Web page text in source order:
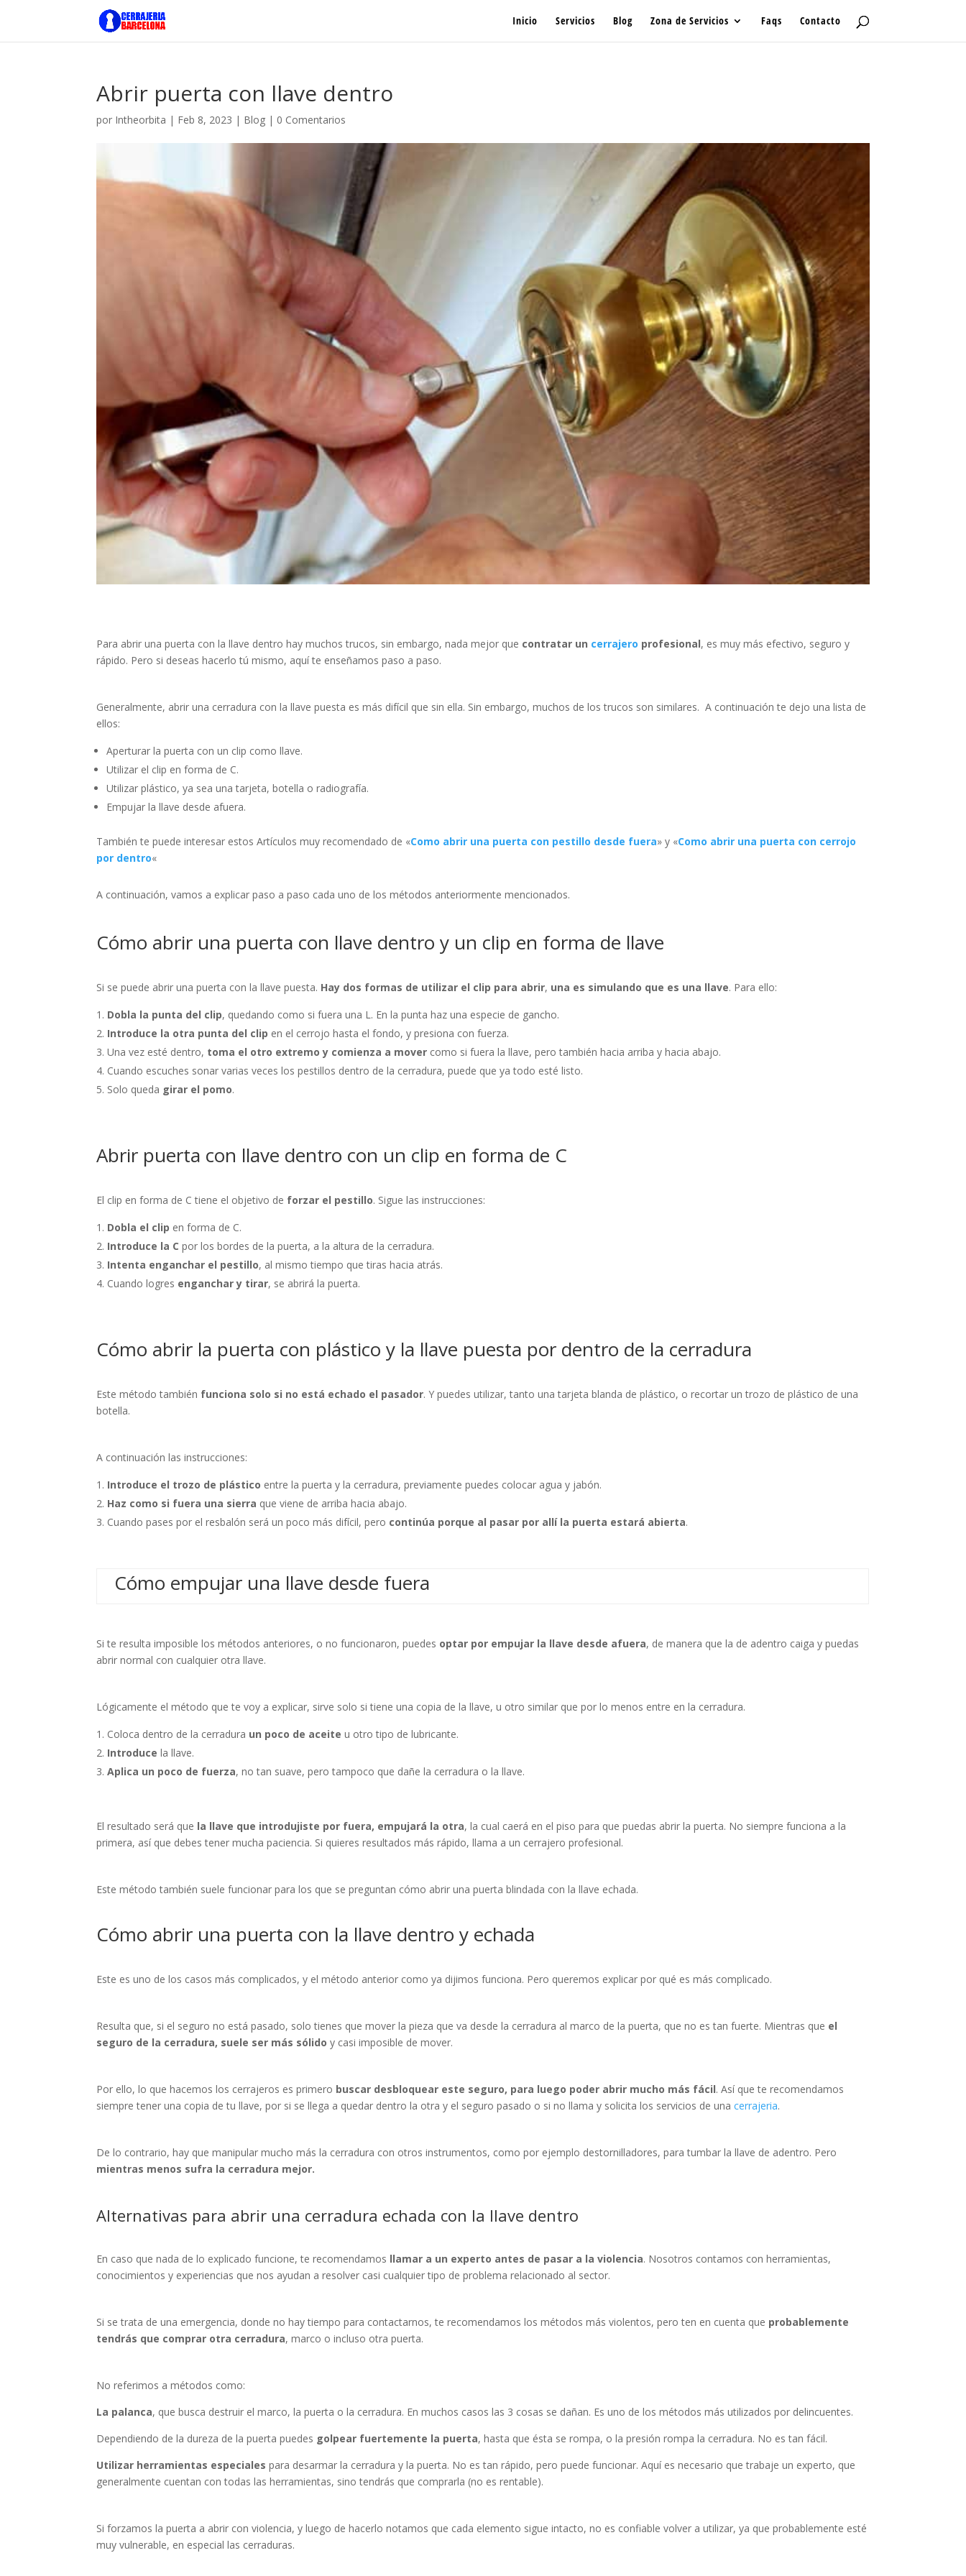
Inicio Servicios Blog Zona de Servicios Faqs Contacto
Abrir puerta con llave dentro
por Intheorbita | Feb 8, 2023 | Blog | 0 Comentarios
Para abrir una puerta con la llave dentro hay muchos trucos, sin embargo, nada mejor que contratar un cerrajero profesional, es muy más efectivo, seguro y
rápido. Pero si deseas hacerlo tú mismo, aquí te enseñamos paso a paso.
Generalmente, abrir una cerradura con la llave puesta es más difícil que sin ella. Sin embargo, muchos de los trucos son similares. A continuación te dejo una lista de
ellos:
Aperturar la puerta con un clip como llave.
Utilizar el clip en forma de C.
Utilizar plástico, ya sea una tarjeta, botella o radiografía.
Empujar la llave desde afuera.
También te puede interesar estos Artículos muy recomendado de «Como abrir una puerta con pestillo desde fuera» y «Como abrir una puerta con cerrojo
por dentro«
A continuación, vamos a explicar paso a paso cada uno de los métodos anteriormente mencionados.
Cómo abrir una puerta con llave dentro y un clip en forma de llave
Si se puede abrir una puerta con la llave puesta. Hay dos formas de utilizar el clip para abrir, una es simulando que es una llave. Para ello:
Dobla la punta del clip, quedando como si fuera una L. En la punta haz una especie de gancho.
Introduce la otra punta del clip en el cerrojo hasta el fondo, y presiona con fuerza.
Una vez esté dentro, toma el otro extremo y comienza a mover como si fuera la llave, pero también hacia arriba y hacia abajo.
Cuando escuches sonar varias veces los pestillos dentro de la cerradura, puede que ya todo esté listo.
Solo queda girar el pomo.
Abrir puerta con llave dentro con un clip en forma de C
El clip en forma de C tiene el objetivo de forzar el pestillo. Sigue las instrucciones:
Dobla el clip en forma de C.
Introduce la C por los bordes de la puerta, a la altura de la cerradura.
Intenta enganchar el pestillo, al mismo tiempo que tiras hacia atrás.
Cuando logres enganchar y tirar, se abrirá la puerta.
Cómo abrir la puerta con plástico y la llave puesta por dentro de la cerradura
Este método también funciona solo si no está echado el pasador. Y puedes utilizar, tanto una tarjeta blanda de plástico, o recortar un trozo de plástico de una
botella.
A continuación las instrucciones:
Introduce el trozo de plástico entre la puerta y la cerradura, previamente puedes colocar agua y jabón.
Haz como si fuera una sierra que viene de arriba hacia abajo.
Cuando pases por el resbalón será un poco más difícil, pero continúa porque al pasar por allí la puerta estará abierta.
Cómo empujar una llave desde fuera
Si te resulta imposible los métodos anteriores, o no funcionaron, puedes optar por empujar la llave desde afuera, de manera que la de adentro caiga y puedas
abrir normal con cualquier otra llave.
Lógicamente el método que te voy a explicar, sirve solo si tiene una copia de la llave, u otro similar que por lo menos entre en la cerradura.
Coloca dentro de la cerradura un poco de aceite u otro tipo de lubricante.
Introduce la llave.
Aplica un poco de fuerza, no tan suave, pero tampoco que dañe la cerradura o la llave.
El resultado será que la llave que introdujiste por fuera, empujará la otra, la cual caerá en el piso para que puedas abrir la puerta. No siempre funciona a la
primera, así que debes tener mucha paciencia. Si quieres resultados más rápido, llama a un cerrajero profesional.
Este método también suele funcionar para los que se preguntan cómo abrir una puerta blindada con la llave echada.
Cómo abrir una puerta con la llave dentro y echada
Este es uno de los casos más complicados, y el método anterior como ya dijimos funciona. Pero queremos explicar por qué es más complicado.
Resulta que, si el seguro no está pasado, solo tienes que mover la pieza que va desde la cerradura al marco de la puerta, que no es tan fuerte. Mientras que el
seguro de la cerradura, suele ser más sólido y casi imposible de mover.
Por ello, lo que hacemos los cerrajeros es primero buscar desbloquear este seguro, para luego poder abrir mucho más fácil. Así que te recomendamos
siempre tener una copia de tu llave, por si se llega a quedar dentro la otra y el seguro pasado o si no llama y solicita los servicios de unacerrajeria.
De lo contrario, hay que manipular mucho más la cerradura con otros instrumentos, como por ejemplo destornilladores, para tumbar la llave de adentro. Pero
mientras menos sufra la cerradura mejor.
Alternativas para abrir una cerradura echada con la llave dentro
En caso que nada de lo explicado funcione, te recomendamos llamar a un experto antes de pasar a la violencia. Nosotros contamos con herramientas,
conocimientos y experiencias que nos ayudan a resolver casi cualquier tipo de problema relacionado al sector.
Si se trata de una emergencia, donde no hay tiempo para contactarnos, te recomendamos los métodos más violentos, pero ten en cuenta que probablemente
tendrás que comprar otra cerradura, marco o incluso otra puerta.
No referimos a métodos como:
La palanca, que busca destruir el marco, la puerta o la cerradura. En muchos casos las 3 cosas se dañan. Es uno de los métodos más utilizados por delincuentes.
Dependiendo de la dureza de la puerta puedes golpear fuertemente la puerta, hasta que ésta se rompa, o la presión rompa la cerradura. No es tan fácil.
Utilizar herramientas especiales para desarmar la cerradura y la puerta. No es tan rápido, pero puede funcionar. Aquí es necesario que trabaje un experto, que
generalmente cuentan con todas las herramientas, sino tendrás que comprarla (no es rentable).
Si forzamos la puerta a abrir con violencia, y luego de hacerlo notamos que cada elemento sigue intacto, no es confiable volver a utilizar, ya que probablemente esté
muy vulnerable, en especial las cerraduras.